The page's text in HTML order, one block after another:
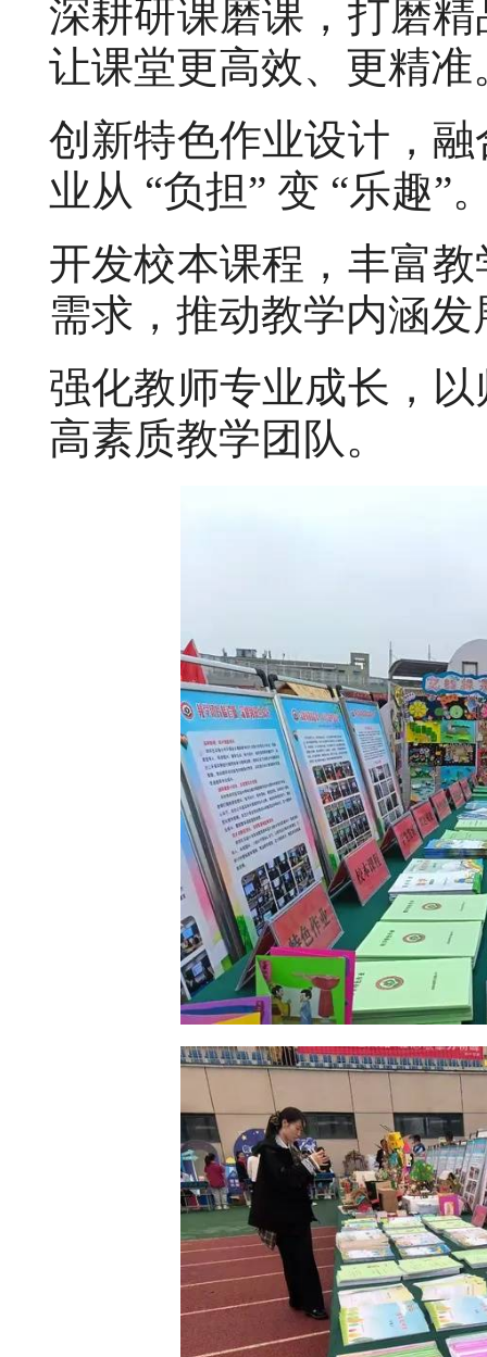
深耕研课磨课，打磨
让课堂更高效、更精准
创新特色作业设计，
业从 “负担” 变 “乐趣”
开发校本课程，丰富
需求，推动教学内涵发
强化教师专业成长，
高素质教学团队。